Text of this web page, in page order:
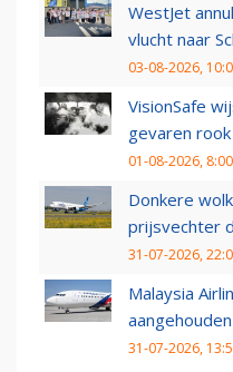
WestJet
vlucht naar
03-08-2026,
VisionSafe
gevaren
01-08-2026, 8:00
Donkere
prijsvechter
31-07-2026,
Malaysia
31-07-2026,